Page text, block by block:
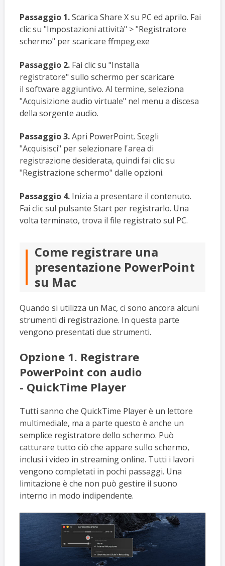
Passaggio 1.Scarica Share X su PC ed aprilo. Fai
clic su "Impostazioni attività" > "Registratore
schermo" per scaricare ffmpeg.exe
Passaggio 2.Fai clic su "Installa
registratore" sullo schermo per scaricare
il software aggiuntivo. Al termine, seleziona
"Acquisizione audio virtuale" nel menu a discesa
della sorgente audio.
Passaggio 3.Apri PowerPoint. Scegli
"Acquisisci" per selezionare l'area di
registrazione desiderata, quindi fai clic su
"Registrazione schermo" dalle opzioni.
Passaggio 4. Inizia a presentare il contenuto.
Fai clic sul pulsante Start per registrarlo. Una
volta terminato, trova il file registrato sul PC.
Come registrare una
presentazione PowerPoint
su Mac
Quando si utilizza un Mac, ci sono ancora alcuni
strumenti di registrazione. In questa parte
vengono presentati due strumenti.
Opzione 1. Registrare
PowerPoint con audio
- QuickTime Player
Tutti sanno che QuickTime Player è un lettore
multimediale, ma a parte questo è anche un
semplice registratore dello schermo. Può
catturare tutto ciò che appare sullo schermo,
inclusi i video in streaming online. Tutti i lavori
vengono completati in pochi passaggi. Una
limitazione è che non può gestire il suono
interno in modo indipendente.